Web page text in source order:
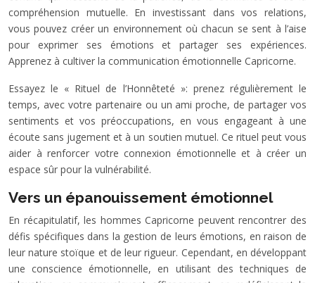
compréhension mutuelle. En investissant dans vos relations,
vous pouvez créer un environnement où chacun se sent à l’aise
pour exprimer ses émotions et partager ses expériences.
Apprenez à cultiver la communication émotionnelle Capricorne.
Essayez le « Rituel de l’Honnêteté »: prenez régulièrement le
temps, avec votre partenaire ou un ami proche, de partager vos
sentiments et vos préoccupations, en vous engageant à une
écoute sans jugement et à un soutien mutuel. Ce rituel peut vous
aider à renforcer votre connexion émotionnelle et à créer un
espace sûr pour la vulnérabilité.
Vers un épanouissement émotionnel
En récapitulatif, les hommes Capricorne peuvent rencontrer des
défis spécifiques dans la gestion de leurs émotions, en raison de
leur nature stoïque et de leur rigueur. Cependant, en développant
une conscience émotionnelle, en utilisant des techniques de